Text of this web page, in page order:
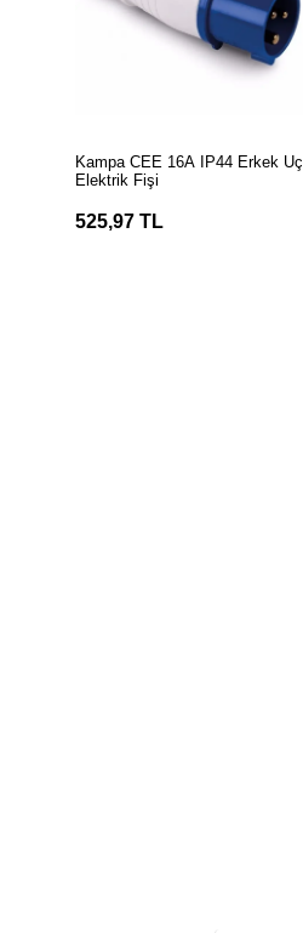
Kampa CEE 16A IP44 Erkek Uç
Elektrik Fişi
525,97 TL